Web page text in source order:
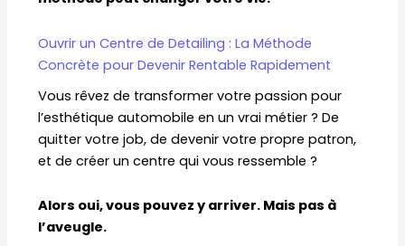
Ouvrir un Centre de Detailing : La Méthode
Concrète pour Devenir Rentable Rapidement
Vous rêvez de transformer votre passion pour
l’esthétique automobile en un vrai métier ? De
quitter votre job, de devenir votre propre patron,
et de créer un centre qui vous ressemble ?
Alors oui, vous pouvez y arriver. Mais pas à
l’aveugle.